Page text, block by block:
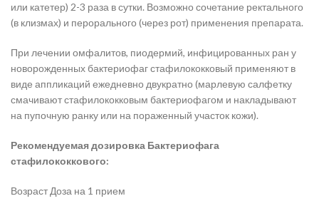
или катетер) 2-3 раза в сутки. Возможно сочетание ректального
(в клизмах) и перорального (через рот) применения препарата.
При лечении омфалитов, пиодермий, инфицированных ран у
новорожденных бактериофаг стафилококковый применяют в
виде аппликаций ежедневно двукратно (марлевую салфетку
смачивают стафилококковым бактериофагом и накладывают
на пупочную ранку или на пораженный участок кожи).
Рекомендуемая дозировка Бактериофага
стафилококкового:
Возраст Доза на 1 прием